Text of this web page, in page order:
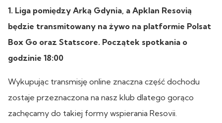
1. Liga pomiędzy Arką Gdynia, a Apklan Resovią
będzie transmitowany na żywo na platformie Polsat
Box Go oraz Statscore. Początek spotkania o
godzinie 18:00
Wykupując transmisję online znaczna część dochodu
zostaje przeznaczona na nasz klub dlatego gorąco
zachęcamy do takiej formy wspierania Resovii.